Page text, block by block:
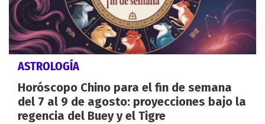
ASTROLOGÍA
Horóscopo Chino para el fin de semana
del 7 al 9 de agosto: proyecciones bajo la
regencia del Buey y el Tigre